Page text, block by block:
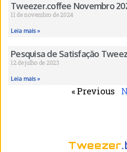
Tweezer.coffee Novembro
11 de novembro de 2024
Leia mais »
Pesquisa de Satisfação
12 de julho de 2023
Leia mais »
« Previous
Tweezer